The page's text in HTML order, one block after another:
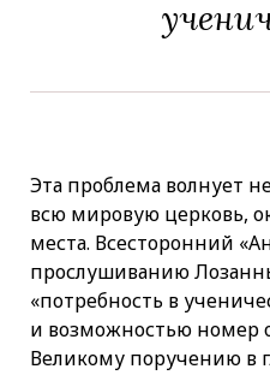
Эта проблема волнует
всю мировую церковь,
места. Всесторонний
прослушиванию
«потребность в
и возможностью номер
Великому поручению в